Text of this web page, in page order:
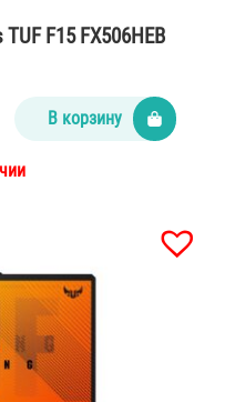
F15 FX506HEB
В корзину